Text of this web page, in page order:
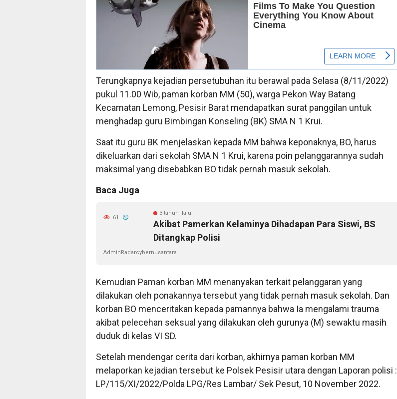
Terungkapnya kejadian persetubuhan itu berawal pada Selasa (8/11/2022)
pukul 11.00 Wib, paman korban MM (50), warga Pekon Way Batang
Kecamatan Lemong, Pesisir Barat mendapatkan surat panggilan untuk
menghadap guru Bimbingan Konseling (BK) SMA N 1 Krui.
Saat itu guru BK menjelaskan kepada MM bahwa keponaknya, BO, harus
dikeluarkan dari sekolah SMA N 1 Krui, karena poin pelanggarannya sudah
maksimal yang disebabkan BO tidak pernah masuk sekolah.
Baca Juga
3 tahun lalu
Akibat Pamerkan Kelaminya Dihadapan Para Siswi, BS
Ditangkap Polisi
61
AdminRadarcybernusantara
Kemudian Paman korban MM menanyakan terkait pelanggaran yang
dilakukan oleh ponakannya tersebut yang tidak pernah masuk sekolah. Dan
korban BO menceritakan kepada pamannya bahwa Ia mengalami trauma
akibat pelecehan seksual yang dilakukan oleh gurunya (M) sewaktu masih
duduk di kelas VI SD.
Setelah mendengar cerita dari korban, akhirnya paman korban MM
melaporkan kejadian tersebut ke Polsek Pesisir utara dengan Laporan polisi :
LP/115/XI/2022/Polda LPG/Res Lambar/ Sek Pesut, 10 November 2022.